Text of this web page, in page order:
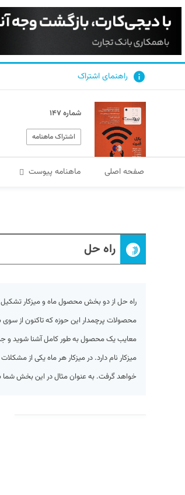
راهنمای اشتراک
شماره ۱۴۷
اشتراک ماهنامه
صفحه اصلی ماهنامه پیوست
راه حل
محصولات پرچمدار این حوزه که تاکنون از سوی
معایب یک محصول به طور کامل آشنا شوید و
میزکار نام دارد. در میزکار هر ماه یکی از
خواهد گرفت. به عنوان مثال در این بخش شما